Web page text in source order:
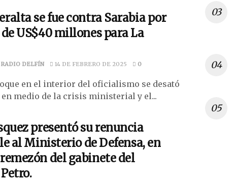
se fue contra Sarabia por
US$40 millones para La
DELFÍN 14 DE FEBRERO DE 2025 0
en el interior del oficialismo se desató
en medio de la crisis ministerial y el...
presentó su renuncia
al Ministerio de Defensa, en
del gabinete del